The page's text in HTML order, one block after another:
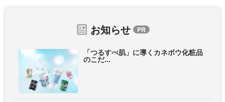
お知らせ
「つるすべ肌」に導くカネボウ化粧品
のこだ...